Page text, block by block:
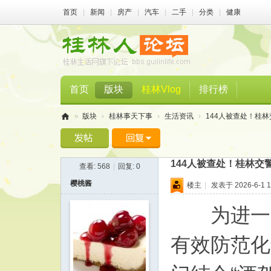
首页 新闻 房产 汽车 二手 分类 健康
首页 版块 桂林Vlog 排行榜
林
» 版块 › 桂林事天下事 › 生活资讯 › 144人被查处！桂
查看: 568 回复: 0 144人被查处！桂林交
樱桃酱 楼主 | 发表于 2026-6-1
为进一
有效防范